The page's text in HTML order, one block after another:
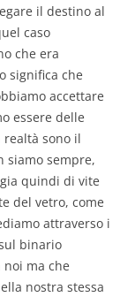
il destino al
caso
che era
significa che
accettare
essere delle
sono il
siamo sempre,
quindi di vite
del vetro, come
attraverso i
binario
ma che
nostra stessa